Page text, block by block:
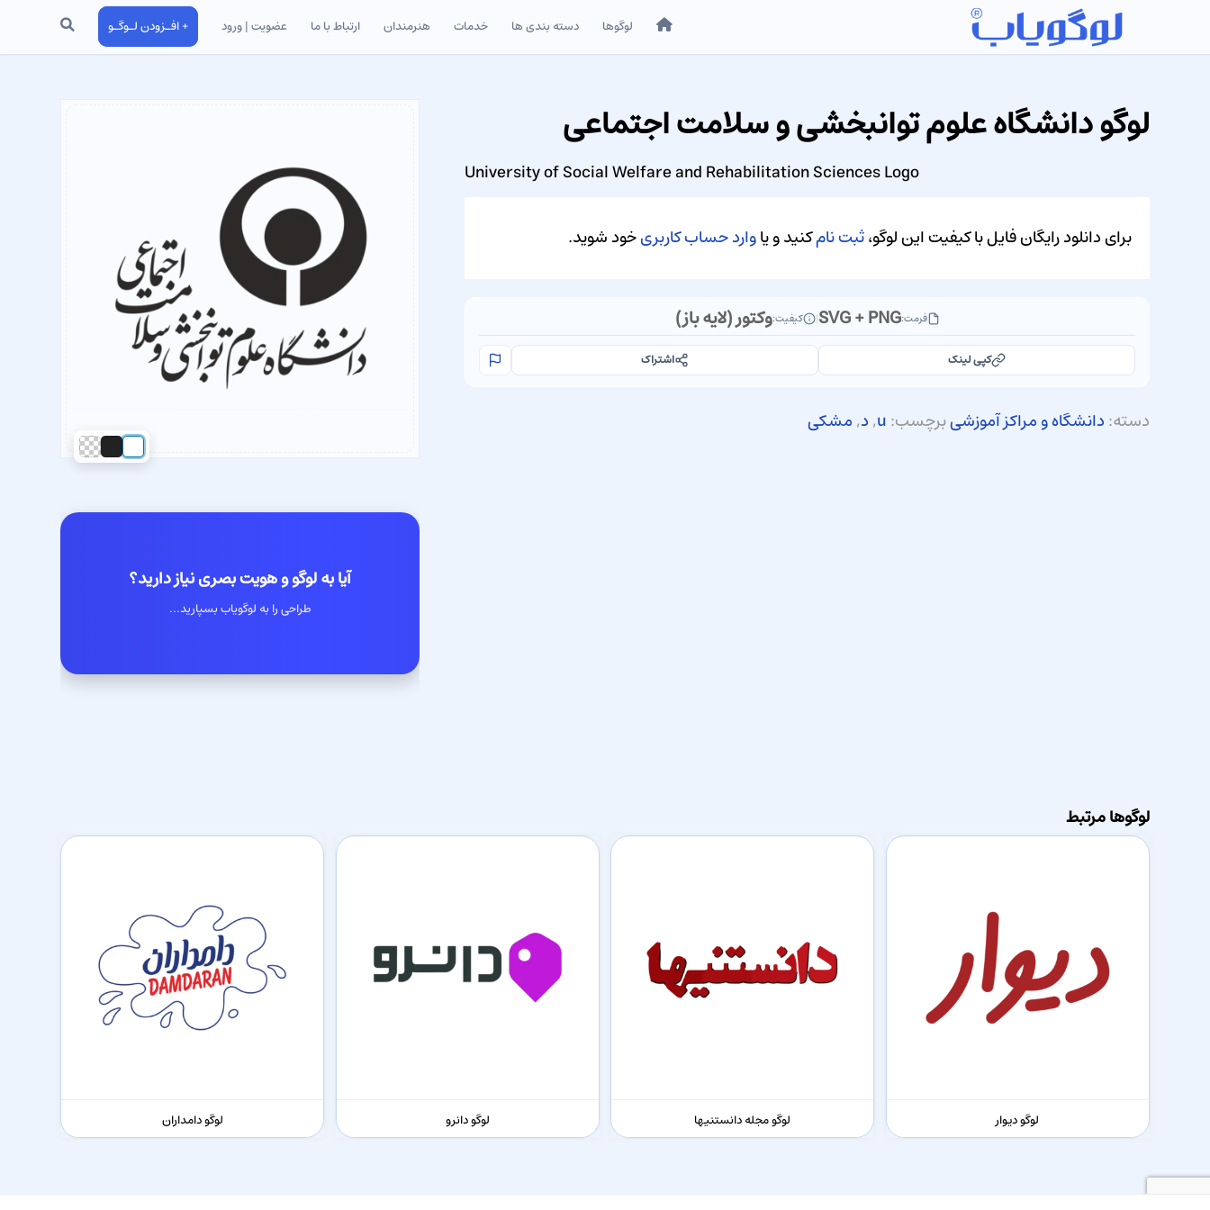
خانه لوگوها دسته بندی ها خدمات هنرمندان ارتباط با ما عضویت | ورود + افـزودن لـوگـو جستجو
آیا به لوگو و هویت بصری نیاز دارید؟
طراحی را به لوگویاب بسپارید...
لوگو دانشگاه علوم توانبخشی و سلامت اجتماعی
University of Social Welfare and Rehabilitation Sciences Logo
برای دانلود رایگان فایل با کیفیت این لوگو،ثبت نامکنید و یاوارد حساب کاربریخود شوید.
فرمت:SVG + PNG
| کیفیت:وکتور (لایه باز)
کپی لینک اشتراک
دسته:دانشگاه و مراکز آموزشیبرچسب:u
,د,مشکی
لوگوها مرتبط
لوگو دیوار لوگو مجله دانستنیها لوگو دانرو لوگو دامداران